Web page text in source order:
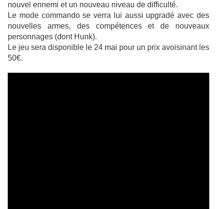
nouvel ennemi et un nouveau niveau de difficulté.
Le mode commando se verra lui aussi upgradé avec des
nouvelles armes, des compétences et de nouveaux
personnages (dont Hunk).
Le jeu sera disponible le 24 mai pour un prix avoisinant les
50€.